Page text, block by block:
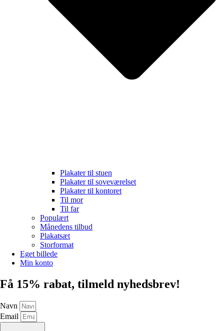
Plakater til stuen
Plakater til soveværelset
Plakater til kontoret
Til mor
Til far
Populært
Månedens tilbud
Plakatsæt
Storformat
Eget billede
Min konto
Få 15% rabat, tilmeld nyhedsbrev!
Navn
Email